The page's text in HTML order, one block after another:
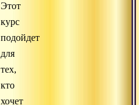
Этот
курс
подойдет
для
тех,
кто
хочет